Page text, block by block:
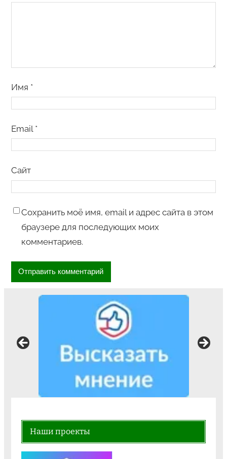
Имя *
Email *
Сайт
Сохранить моё имя, email и адрес сайта в этом
браузере для последующих моих
комментариев.
Наши проекты